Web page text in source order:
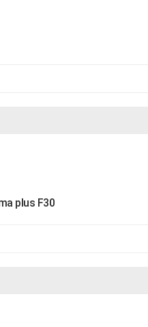
plus F30